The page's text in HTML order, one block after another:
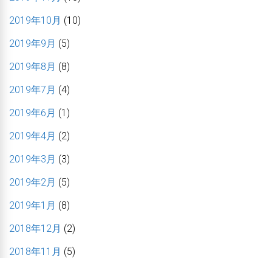
2019年10月 (10)
2019年9月 (5)
2019年8月 (8)
2019年7月 (4)
2019年6月 (1)
2019年4月 (2)
2019年3月 (3)
2019年2月 (5)
2019年1月 (8)
2018年12月 (2)
2018年11月 (5)